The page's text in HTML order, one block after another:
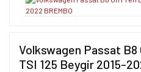
Volkswagen Passat B8
TSI 125 Beygir 2015-